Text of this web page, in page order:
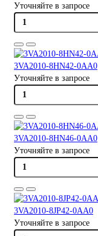
Уточняйте в запросе
3VA2010-8HN42-0AA0
Уточняйте в запросе
3VA2010-8HN46-0AA0
Уточняйте в запросе
3VA2010-8JP42-0AA0
Уточняйте в запросе